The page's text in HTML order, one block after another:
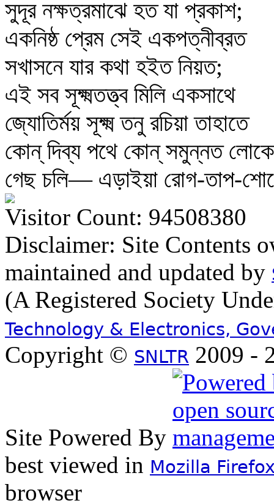
সুদূর নক্ষত্রমাঝে হত যা প্রকাশ;
একনিষ্ঠ প্রেম সেই একপত্নীব্রত
সখাসনে যার কথা হইত নিয়ত;
এই সব সূক্ষ্মতত্ত্ব মিলি একসাথে
জ্যোতির্ময় সূক্ষ্ম তনু রচিয়া তাহাতে
কোন্‌ দিব্য পথে কোন্‌ সমুন্নত লোকে
গেছ চলি— এড়াইয়া রোগ-তাপ-
Visitor Count: 94508380
Disclaimer: Site Contents
maintained and updated by
(A Registered Society
Technology & Electronics,
Copyright © SNLTR 2009 -
Site Powered By
best viewed in Mozilla
browser